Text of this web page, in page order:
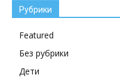
Рубрики
Featured
Без рубрики
Дети